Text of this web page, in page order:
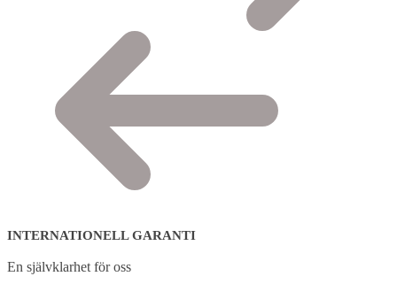
INTERNATIONELL GARANTI
En självklarhet för oss